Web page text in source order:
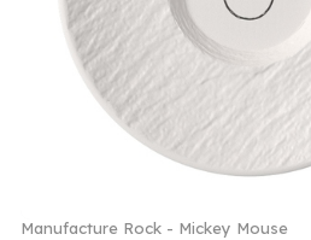
Manufacture Rock - Mickey Mouse